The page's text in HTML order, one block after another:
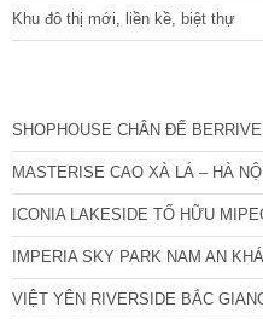
Khu đô thị mới, liền kề, biệt thự
SHOPHOUSE CHÂN ĐẾ
MASTERISE CAO XÀ LÁ – HÀ
ICONIA LAKESIDE TỐ HỮU
IMPERIA SKY PARK NAM AN
VIỆT YÊN RIVERSIDE BẮC